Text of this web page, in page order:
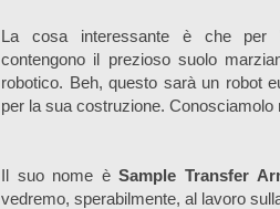
La cosa interessante è che per
contengono il prezioso suolo
robotico. Beh, questo sarà un robot
per la sua costruzione. Conosciamolo
Il suo nome èSample Transfer
vedremo, sperabilmente, al lavoro